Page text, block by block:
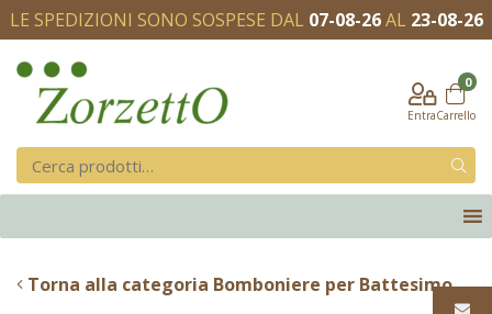
LE SPEDIZIONI SONO SOSPESE DAL 07-08-26AL 23-08-26
Entra
0
Carrello
Torna alla categoria Bomboniere per Battesimo